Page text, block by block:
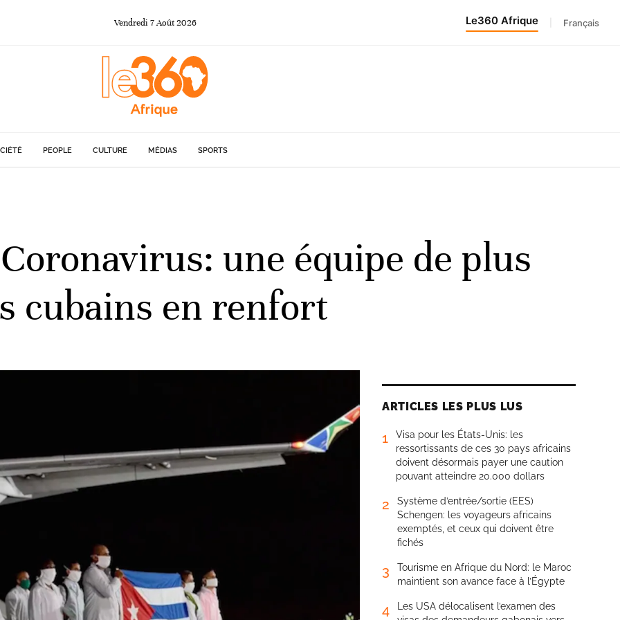
Vendredi 7Août 2026 Le360 Afrique Français
PEOPLE CULTURE MÉDIAS SPORTS
une équipe de plus
cubains en renfort
ARTICLES LES PLUS LUS
1
Visa pour les États-Unis: les
ressortissants de ces 30 pays africains
doivent désormais payer une caution
pouvant atteindre 20.000 dollars
2
Système d’entrée/sortie (EES)
Schengen: les voyageurs africains
exemptés, et ceux qui doivent être
fichés
3
Tourisme en Afrique du Nord: le Maroc
maintient son avance face à l’Égypte
4
Les USA délocalisent l’examen des